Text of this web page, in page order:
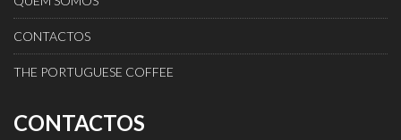
CONTACTOS
THE PORTUGUESE COFFEE
CONTACTOS